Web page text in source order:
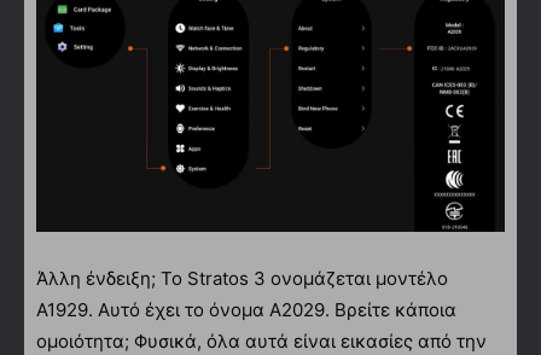
Άλλη ένδειξη; Το Stratos 3 ονομάζεται μοντέλο
A1929. Αυτό έχει το όνομα A2029. Βρείτε κάποια
ομοιότητα; Φυσικά, όλα αυτά είναι εικασίες από την